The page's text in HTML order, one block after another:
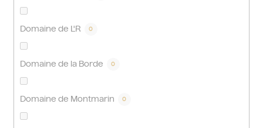
Domaine de L'R 0
Domaine de la Borde 0
Domaine de Montmarin 0